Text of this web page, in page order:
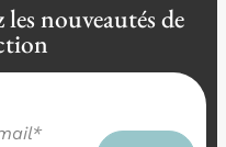
les nouveautés de